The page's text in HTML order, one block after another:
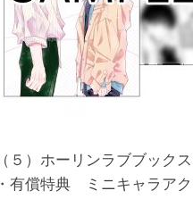
（５）ホーリンラブブックス
・有償特典 ミニキャラア